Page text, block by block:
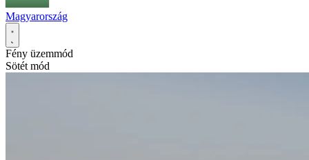
Magyarország
Fény üzemmód
Sötét mód